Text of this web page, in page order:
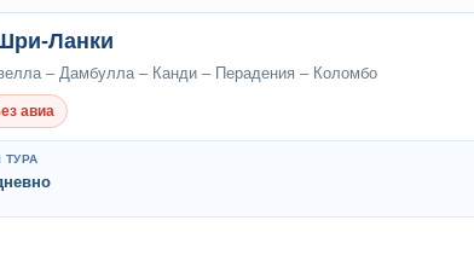
Ланки
– Дамбулла – Канди – Перадения – Коломбо
авиа
ТУРА